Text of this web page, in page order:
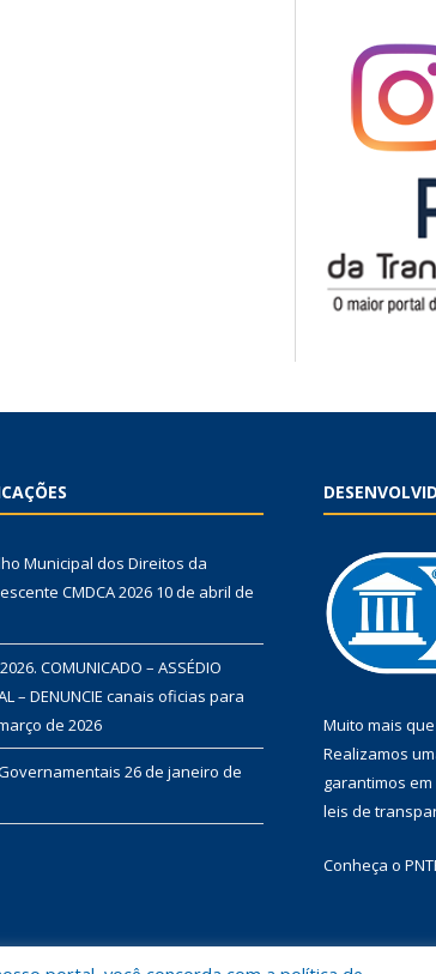
Municipal dos Direitos da
CMDCA 2026 10 de abril de
COMUNICADO – ASSÉDIO
– DENUNCIE canais oficias para
de 2026
26 de janeiro de
Muito mais que
Realizamos
garantimos
leis de
Conheça o